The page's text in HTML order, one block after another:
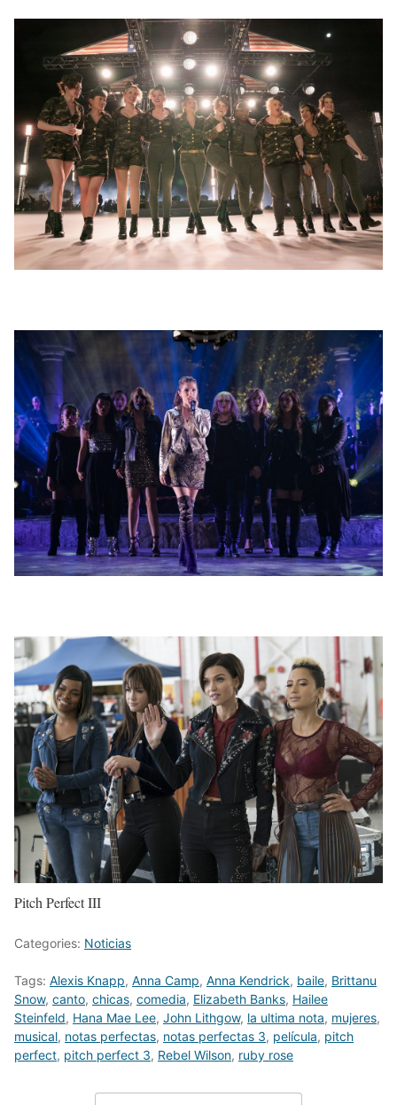
Pitch Perfect III
Categories: Noticias
Tags: Alexis Knapp, Anna Camp, Anna Kendrick, baile, Brittanu
Snow, canto, chicas, comedia, Elizabeth Banks, Hailee
Steinfeld, Hana Mae Lee, John Lithgow, la ultima nota, mujeres,
musical, notas perfectas, notas perfectas 3, película, pitch
perfect, pitch perfect 3, Rebel Wilson, ruby rose